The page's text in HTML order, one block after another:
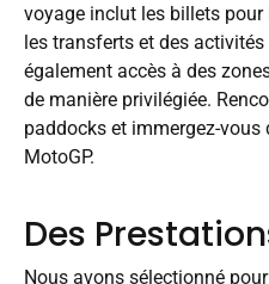
voyage inclut les billets pour
les transferts et des
également accès à des
de manière privilégiée.
paddocks et immergez-vous
MotoGP.
Des
Nous avons sélectionné